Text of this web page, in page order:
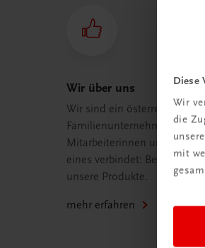
Diese
Wir
die
mit
Wir über uns
Wir sind ein österreichisches
Familienunternehmen mit 75
Mitarbeiterinnen und
eines verbindet:
unsere Produkte.
mehr erfahren